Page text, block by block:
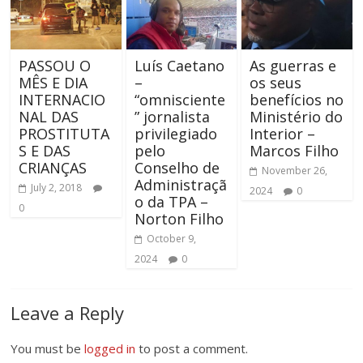
PASSOU O
MÊS E DIA
INTERNACIO
NAL DAS
PROSTITUTA
S E DAS
CRIANÇAS
July 2, 2018
0
Luís Caetano
–
“omnisciente
” jornalista
privilegiado
pelo
Conselho de
Administraçã
o da TPA –
Norton Filho
October 9,
2024
0
As guerras e
os seus
benefícios no
Ministério do
Interior –
Marcos Filho
November 26,
2024
0
Leave a Reply
You must belogged in to post a comment.